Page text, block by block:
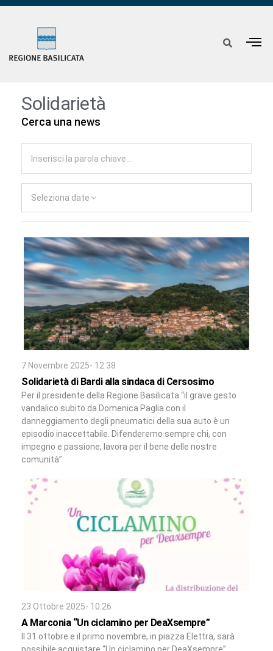
Solidarietà
Cerca una news
Seleziona date
7 Novembre 2025- 12:38
Solidarietà di Bardi alla sindaca di Cersosimo
Per il presidente della Regione Basilicata “il grave gesto
vandalico subito da Domenica Paglia con il
danneggiamento degli pneumatici della sua auto è un
episodio inaccettabile. Difenderemo sempre chi, con
impegno e passione, lavora per il bene delle nostre
comunità”
23 Ottobre 2025- 10:26
A Marconia “Un ciclamino per DeaXsempre”
Il 31 ottobre e il primo novembre, in piazza Elettra, sarà